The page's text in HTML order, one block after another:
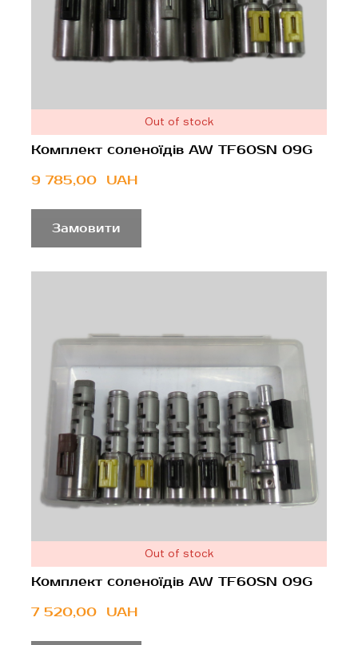
Out of stock
Комплект соленоїдів AW TF60SN 09G
9 785,00  UAH
Замовити
Out of stock
Комплект соленоїдів AW TF60SN 09G
7 520,00  UAH